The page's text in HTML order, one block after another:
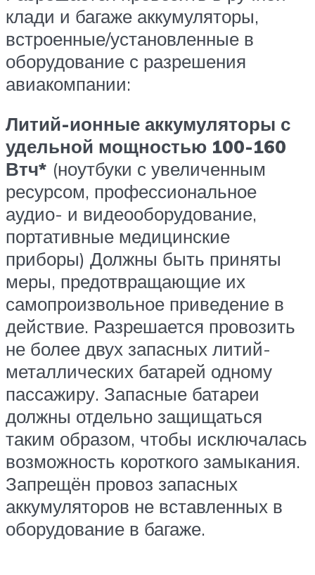
клади и багаже аккумуляторы,
встроенные/установленные в
оборудование с разрешения
авиакомпании:
Литий-ионные аккумуляторы с
удельной мощностью 100-160
Втч* (ноутбуки с увеличенным
ресурсом, профессиональное
аудио- и видеооборудование,
портативные медицинские
приборы) Должны быть приняты
меры, предотвращающие их
самопроизвольное приведение в
действие. Разрешается провозить
не более двух запасных литий-
металлических батарей одному
пассажиру. Запасные батареи
должны отдельно защищаться
таким образом, чтобы исключалась
возможность короткого замыкания.
Запрещён провоз запасных
аккумуляторов не вставленных в
оборудование в багаже.